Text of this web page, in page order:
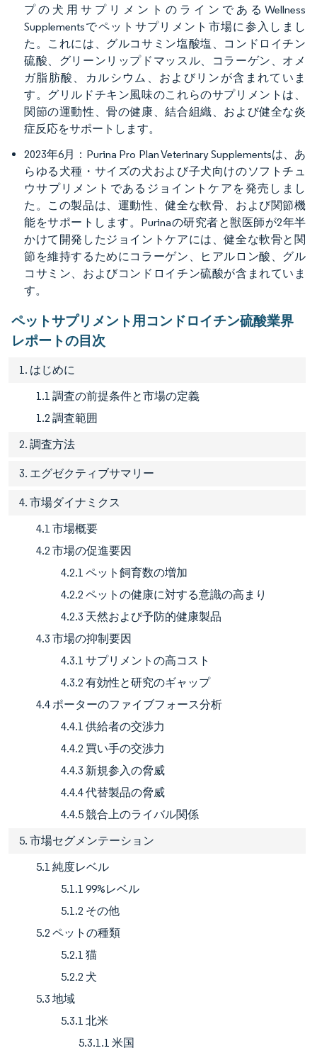
プの犬用サプリメントのラインであるWellness
Supplementsでペットサプリメント市場に参入しまし
た。これには、グルコサミン塩酸塩、コンドロイチン
硫酸、グリーンリップドマッスル、コラーゲン、オメ
ガ脂肪酸、カルシウム、およびリンが含まれていま
す。グリルドチキン風味のこれらのサプリメントは、
関節の運動性、骨の健康、結合組織、および健全な炎
症反応をサポートします。
2023年6月：Purina Pro Plan Veterinary Supplementsは、あ
らゆる犬種・サイズの犬および子犬向けのソフトチュ
ウサプリメントであるジョイントケアを発売しまし
た。この製品は、運動性、健全な軟骨、および関節機
能をサポートします。Purinaの研究者と獣医師が2年半
かけて開発したジョイントケアには、健全な軟骨と関
節を維持するためにコラーゲン、ヒアルロン酸、グル
コサミン、およびコンドロイチン硫酸が含まれていま
す。
ペットサプリメント用コンドロイチン硫酸業界
レポートの目次
1. はじめに
1.1 調査の前提条件と市場の定義
1.2 調査範囲
2. 調査方法
3. エグゼクティブサマリー
4. 市場ダイナミクス
4.1 市場概要
4.2 市場の促進要因
4.2.1 ペット飼育数の増加
4.2.2 ペットの健康に対する意識の高まり
4.2.3 天然および予防的健康製品
4.3 市場の抑制要因
4.3.1 サプリメントの高コスト
4.3.2 有効性と研究のギャップ
4.4 ポーターのファイブフォース分析
4.4.1 供給者の交渉力
4.4.2 買い手の交渉力
4.4.3 新規参入の脅威
4.4.4 代替製品の脅威
4.4.5 競合上のライバル関係
5. 市場セグメンテーション
5.1 純度レベル
5.1.1 99%レベル
5.1.2 その他
5.2 ペットの種類
5.2.1 猫
5.2.2 犬
5.3 地域
5.3.1 北米
5.3.1.1 米国